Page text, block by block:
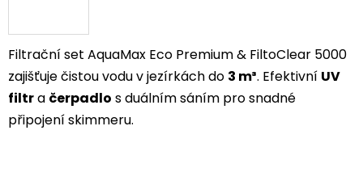
Filtrační set AquaMax Eco Premium & FiltoClear 5000
zajišťuje čistou vodu v jezírkách do 3 m³. Efektivní UV
filtra čerpadlo s duálním sáním pro snadné
připojení skimmeru.